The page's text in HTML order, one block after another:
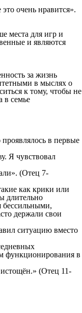
очень нравится».
места для игр и
и являются
за жизнь
в мыслях о
к тому, чтобы не
в семье
в первые
Я чувствовал
(Отец 7-
как крики или
длительно
бессильными,
держали свои
ситуацию вместо
функционирования в
(Отец 11-